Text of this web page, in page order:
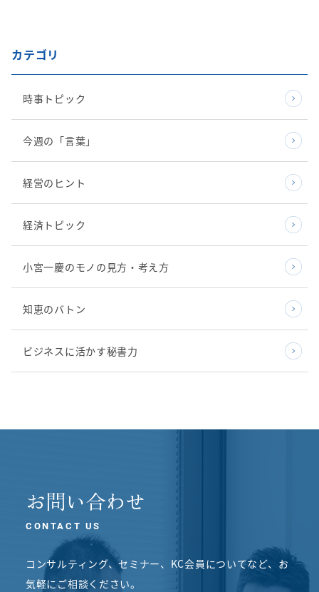
カテゴリ
時事トピック
今週の「言葉」
経営のヒント
経済トピック
小宮一慶のモノの見方・考え方
知恵のバトン
ビジネスに活かす秘書力
お問い合わせ
CONTACT US
コンサルティング、セミナー、KC会員についてなど、 お
気軽にご相談ください。